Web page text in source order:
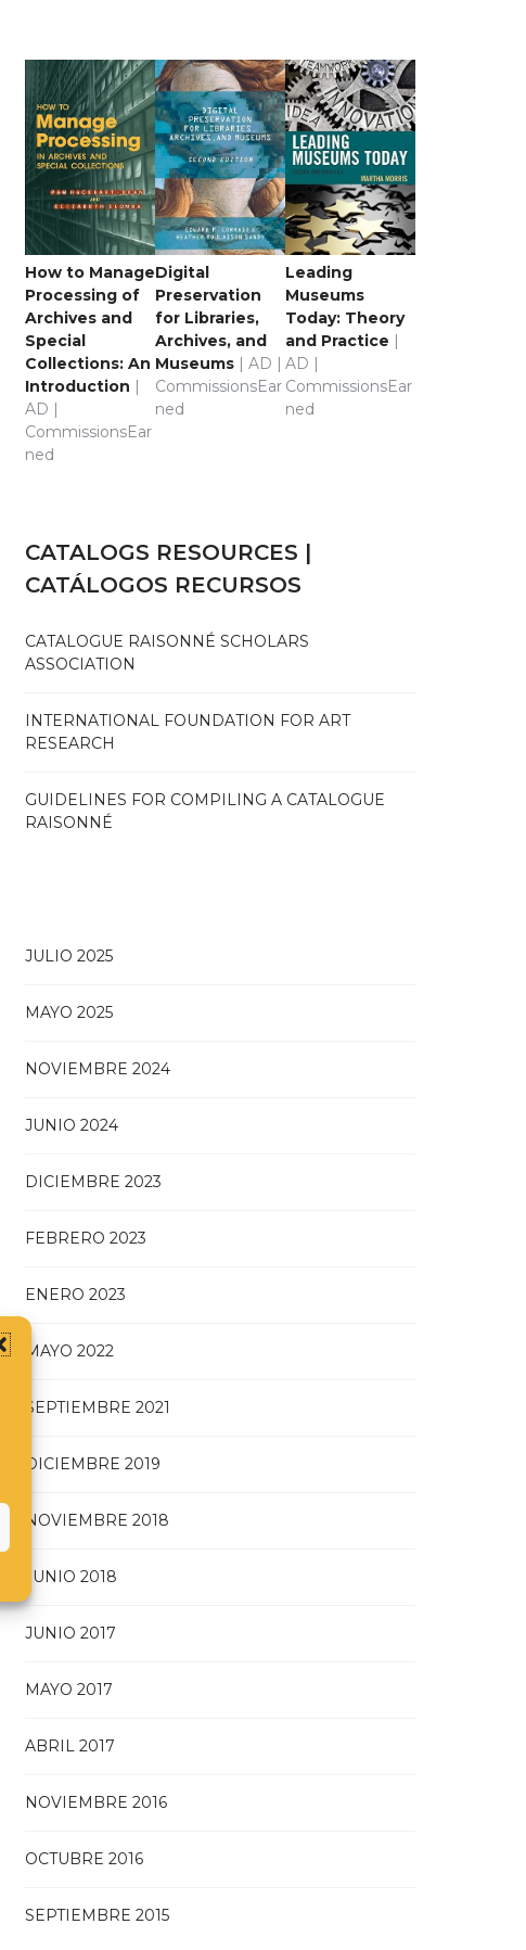
How to Manage
Processing of
Archives and
Special
Collections: An
Introduction |
AD |
CommissionsEar
ned
Digital
Preservation
for Libraries,
Archives, and
Museums | AD |
CommissionsEar
ned
Leading
Museums
Today: Theory
and Practice
AD |
CommissionsEar
ned
CATALOGS RESOURCES |
CATÁLOGOS RECURSOS
CATALOGUE RAISONNÉ SCHOLARS
ASSOCIATION
INTERNATIONAL FOUNDATION FOR ART
RESEARCH
GUIDELINES FOR COMPILING A CATALOGUE
RAISONNÉ
JULIO 2025
MAYO 2025
NOVIEMBRE 2024
JUNIO 2024
DICIEMBRE 2023
FEBRERO 2023
ENERO 2023
MAYO 2022
SEPTIEMBRE 2021
DICIEMBRE 2019
NOVIEMBRE 2018
JUNIO 2018
JUNIO 2017
MAYO 2017
ABRIL 2017
NOVIEMBRE 2016
OCTUBRE 2016
SEPTIEMBRE 2015